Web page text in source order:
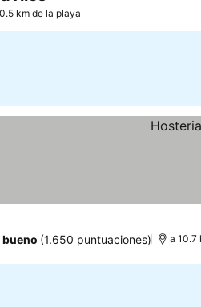
2 Estrellas
km de la playa
bueno (1.650 puntuaciones) a 10.7